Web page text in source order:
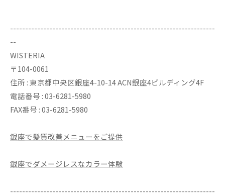
--------------------------------------------------------------------
--
WISTERIA
〒104-0061
住所 : 東京都中央区銀座4-10-14 ACN銀座4ビルディング4F
電話番号 : 03-6281-5980
FAX番号 : 03-6281-5980
銀座で髪質改善メニューをご提供
銀座でダメージレスなカラー体験
--------------------------------------------------------------------